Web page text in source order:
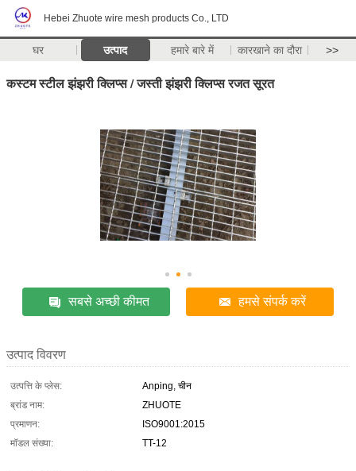
Hebei Zhuote wire mesh products Co., LTD
घर उत्पाद हमारे बारे में कारखाने का दौरा >>
कस्टम स्टील झंझरी क्लिप्स / जस्ती झंझरी क्लिप्स रजत सूरत
सबसे अच्छी कीमत हमसे संपर्क करें
उत्पाद विवरण
उत्पत्ति के प्लेस:
Anping, चीन
ब्रांड नाम:
ZHUOTE
प्रमाणन:
ISO9001:2015
मॉडल संख्या:
TT-12